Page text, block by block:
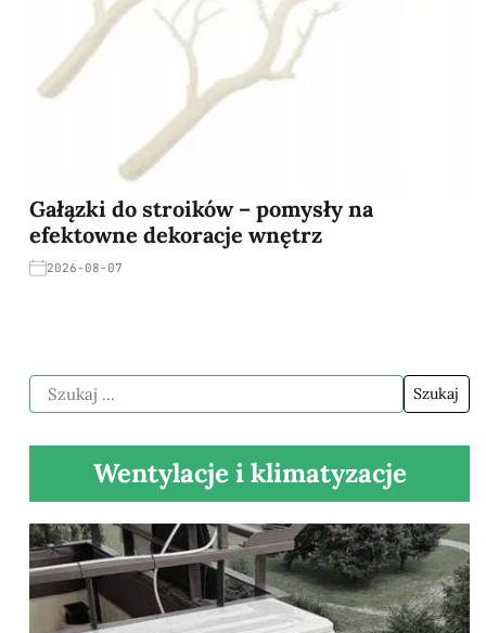
Gałązki do stroików – pomysły na
efektowne dekoracje wnętrz
2026-08-07
Wentylacje i klimatyzacje